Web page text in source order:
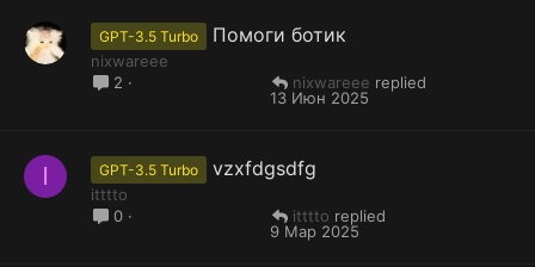
GPT-3.5 Turbo Помоги ботик
nixwareee
2
13 Июн 2025
nixwareee
I GPT-3.5 Turbo vzxfdgsdfg
itttto
0
9 Мар 2025
itttto